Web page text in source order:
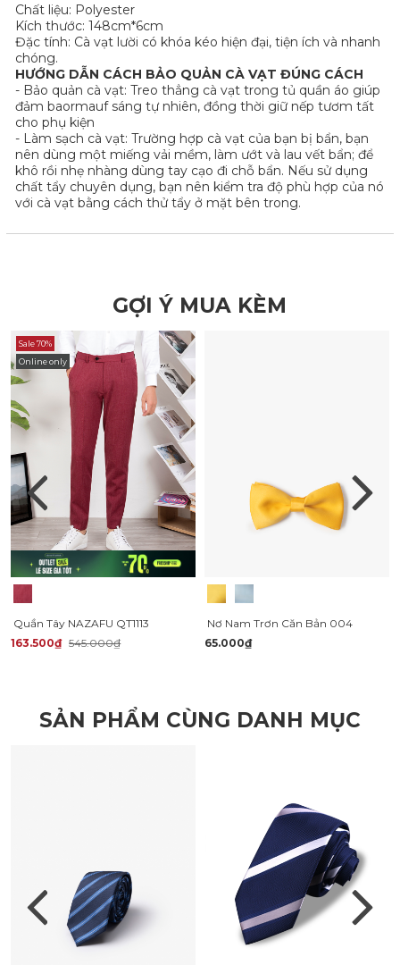
Chất liệu: Polyester
Kích thước: 148cm*6cm
Đặc tính: Cà vạt lười có khóa kéo hiện đại, tiện ích và nhanh
chóng.
HƯỚNG DẪN CÁCH BẢO QUẢN CÀ VẠT ĐÚNG CÁCH
- Bảo quản cà vạt: Treo thẳng cà vạt trong tủ quần áo giúp
đảm baormauf sáng tự nhiên, đồng thời giữ nếp tươm tất
cho phụ kiện
- Làm sạch cà vạt: Trường hợp cà vạt của bạn bị bẩn, bạn
nên dùng một miếng vải mềm, làm ướt và lau vết bẩn; để
khô rồi nhẹ nhàng dùng tay cạo đi chỗ bẩn. Nếu sử dụng
chất tẩy chuyên dụng, bạn nên kiểm tra độ phù hợp của nó
với cà vạt bằng cách thử tẩy ở mặt bên trong.
GỢI Ý MUA KÈM
Sale 70%
Online only
Quần Tây NAZAFU QT1113
163.500₫ 545.000₫
Nơ Nam Trơn Căn Bản 004
65.000₫
SẢN PHẨM CÙNG DANH MỤC